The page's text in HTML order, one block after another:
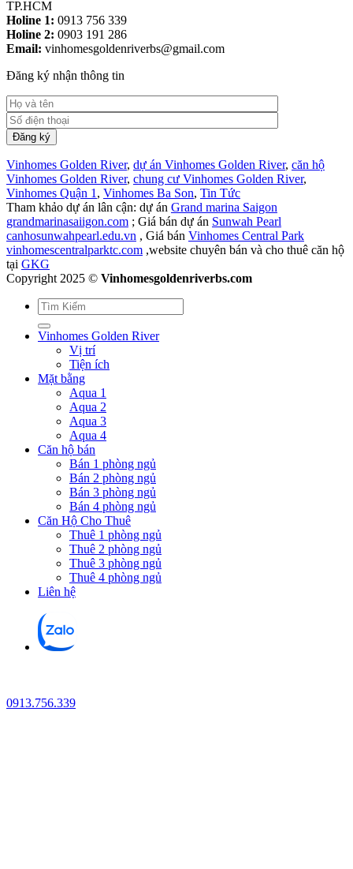
TP.HCM
Holine 1: 0913 756 339
Holine 2: 0903 191 286
Email: vinhomesgoldenriverbs@gmail.com
Đăng ký nhận thông tin
Vinhomes Golden River, dự án Vinhomes Golden River, căn hộ
Vinhomes Golden River, chung cư Vinhomes Golden River,
Vinhomes Quận 1 , Vinhomes Ba Son, Tin Tức
Tham khảo dự án lân cận: dự án Grand marina Saigon
grandmarinasaiigon.com ; Giá bán dự án Sunwah Pearl
canhosunwahpearl.edu.vn , Giá bán Vinhomes Central Park
vinhomescentralparktc.com ,website chuyên bán và cho thuê căn hộ
tại GKG
Copyright 2025 © Vinhomesgoldenriverbs.com
Vinhomes Golden River
Vị trí
Tiện ích
Mặt bằng
Aqua 1
Aqua 2
Aqua 3
Aqua 4
Căn hộ bán
Bán 1 phòng ngủ
Bán 2 phòng ngủ
Bán 3 phòng ngủ
Bán 4 phòng ngủ
Căn Hộ Cho Thuê
Thuê 1 phòng ngủ
Thuê 2 phòng ngủ
Thuê 3 phòng ngủ
Thuê 4 phòng ngủ
Liên hệ
0913.756.339